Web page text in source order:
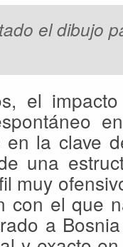
el dibujo
el
en la clave
una
muy
con el que
a